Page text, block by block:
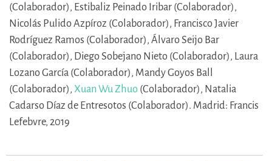
(Colaborador), Estibaliz Peinado Iribar (Colaborador),
Nicolás Pulido Azpíroz (Colaborador), Francisco Javier
Rodríguez Ramos (Colaborador), Álvaro Seijo Bar
(Colaborador), Diego Sobejano Nieto (Colaborador), Laura
Lozano García (Colaborador), Mandy Goyos Ball
(Colaborador), Xuan Wu Zhuo (Colaborador), Natalia
Cadarso Díaz de Entresotos (Colaborador). Madrid: Francis
Lefebvre, 2019